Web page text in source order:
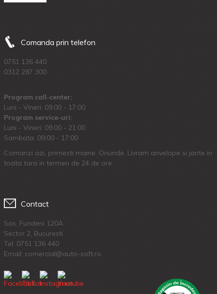
Comanda prin telefon
0751 136 440
0312 287 300
Program call-center:
Luni - Vineri: 09:00 - 17:00
Program service-uri:
Luni - Vineri: 09.00 - 21:00
Sambata: 09:00 - 17:00
Comanzi azi, primesti maine. Oriunde. Livram anvelope si jante in
toata tara in termen de 24 de ore.
Contact
Sos. Fundeni 120A
Sector 2, Bucuresti
Tel: 0751 136 440
Email: comercial@auto-soft.ro